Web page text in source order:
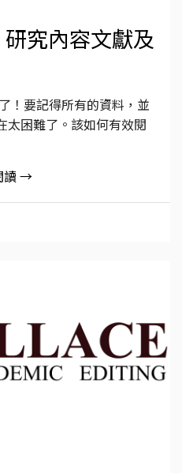
究內容文獻及
！要記得所有的資料，並
太困難了。該如何有效閱
讀 →